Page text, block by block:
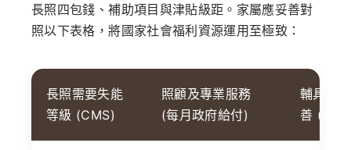
長照四包錢、補助項目與津貼級距。家屬應妥善對
照以下表格，將國家社會福利資源運用至極致：
長照需要失能
等級 (CMS)
照顧及專業服務
(每月政府給付)
輔具及
善 (每3